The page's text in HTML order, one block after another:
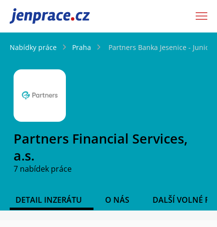
JenPráce.cz
Nabídky práce Praha Partners Banka Jesenice -
Partners Financial Services,
a.s.
7 nabídek práce
DETAIL INZERÁTU O NÁS DALŠÍ VOLNÉ